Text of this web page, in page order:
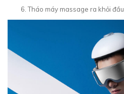
Tháo máy massage ra khỏi đầu